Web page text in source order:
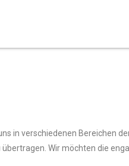
in verschiedenen Bereichen
Wir möchten die